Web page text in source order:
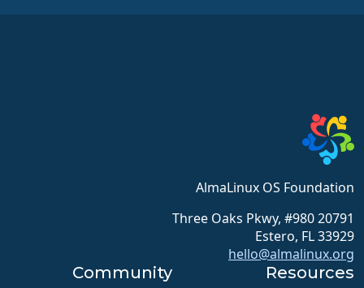
AlmaLinux OS Foundation
20791 Three Oaks Pkwy, #980
Estero, FL 33929
hello@almalinux.org
Resources
Community